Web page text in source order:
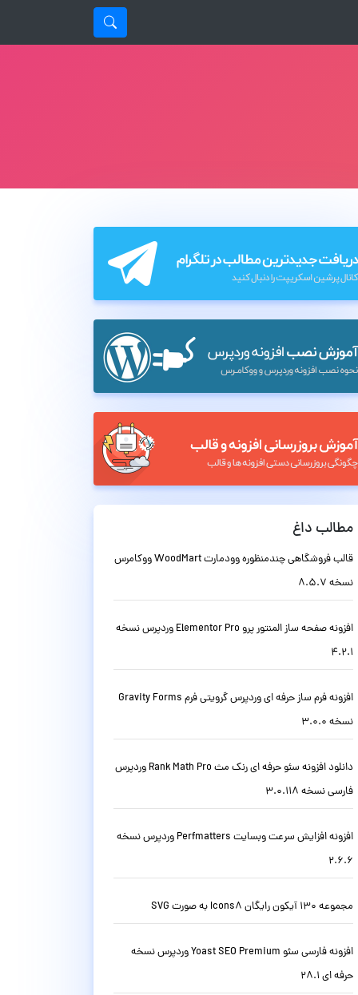
مطالب داغ
قالب فروشگاهی چندمنظوره وودمارت WoodMart ووکامرس
نسخه 8.5.7
افزونه صفحه ساز المنتور پرو Elementor Pro وردپرس نسخه
4.2.1
افزونه فرم ساز حرفه ای وردپرس گرویتی فرم Gravity Forms
نسخه 3.0.0
دانلود افزونه سئو حرفه ای رنک مث Rank Math Pro وردپرس
فارسی نسخه 3.0.118
افزونه افزایش سرعت وبسایت Perfmatters وردپرس نسخه
2.6.6
مجموعه 130 آیکون رایگان Icons8 به صورت SVG
افزونه فارسی سئو Yoast SEO Premium وردپرس نسخه
حرفه ای 28.1